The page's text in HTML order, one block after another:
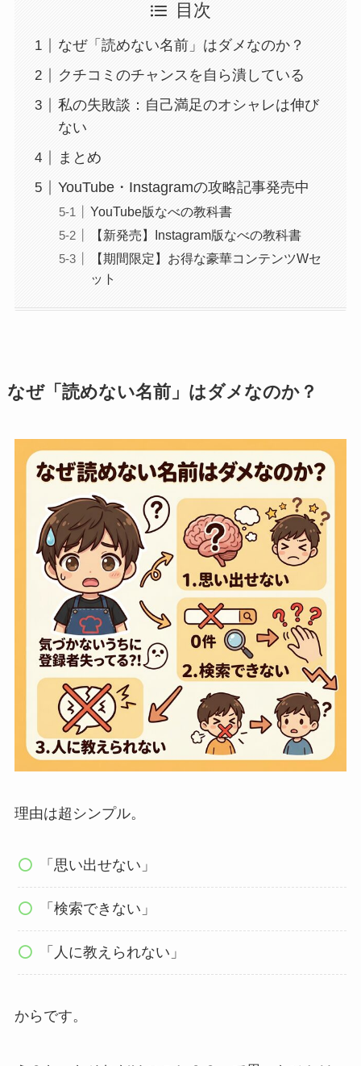
目次
なぜ「読めない名前」はダメなのか？
クチコミのチャンスを自ら潰している
私の失敗談：自己満足のオシャレは伸び
ない
まとめ
YouTube・Instagramの攻略記事発売中
YouTube版なべの教科書
【新発売】Instagram版なべの教科書
【期間限定】お得な豪華コンテンツWセ
ット
なぜ「読めない名前」はダメなのか？
理由は超シンプル。
「思い出せない」
「検索できない」
「人に教えられない」
からです。